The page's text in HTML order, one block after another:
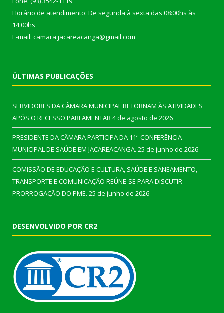
Horário de atendimento: De segunda à sexta das 08:00hs às
14:00hs
E-mail: camara.jacareacanga@gmail.com
ÚLTIMAS PUBLICAÇÕES
SERVIDORES DA CÂMARA MUNICIPAL RETORNAM ÀS ATIVIDADES
APÓS O RECESSO PARLAMENTAR4 de agosto de 2026
PRESIDENTE DA CÂMARA PARTICIPA DA 11ª CONFERÊNCIA
MUNICIPAL DE SAÚDE EM JACAREACANGA. 25 de junho de 2026
COMISSÃO DE EDUCAÇÃO E CULTURA, SAÚDE E SANEAMENTO,
TRANSPORTE E COMUNICAÇÃO REÚNE-SE PARA DISCUTIR
PRORROGAÇÃO DO PME. 25 de junho de 2026
DESENVOLVIDO POR CR2